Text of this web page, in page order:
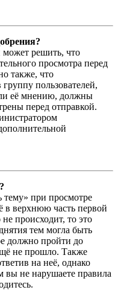
решить, что
просмотра перед
также, что
пользователей,
её мнению, должны
перед отправкой.
при просмотре
в верхнюю часть первой
происходит, то это
тем могла быть
должно пройти до
не прошло. Также
на неё, однако
вы не нарушаете правила